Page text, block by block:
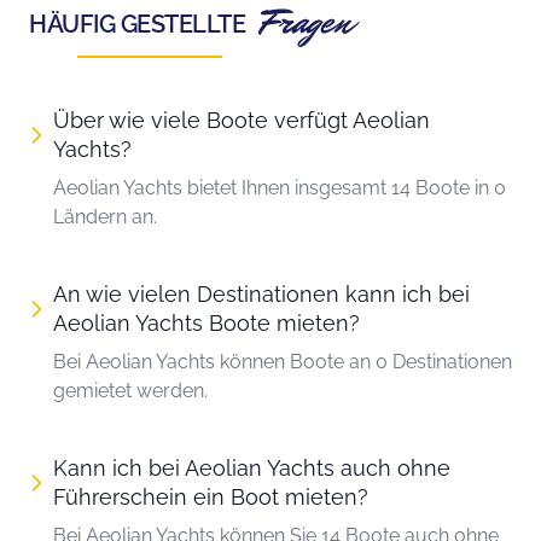
HÄUFIG GESTELLTE Fragen
Über wie viele Boote verfügt Aeolian
Yachts?
Aeolian Yachts bietet Ihnen insgesamt 14 Boote in 0
Ländern an.
An wie vielen Destinationen kann ich bei
Aeolian Yachts Boote mieten?
Bei Aeolian Yachts können Boote an 0 Destinationen
gemietet werden.
Kann ich bei Aeolian Yachts auch ohne
Führerschein ein Boot mieten?
Bei Aeolian Yachts können Sie 14 Boote auch ohne